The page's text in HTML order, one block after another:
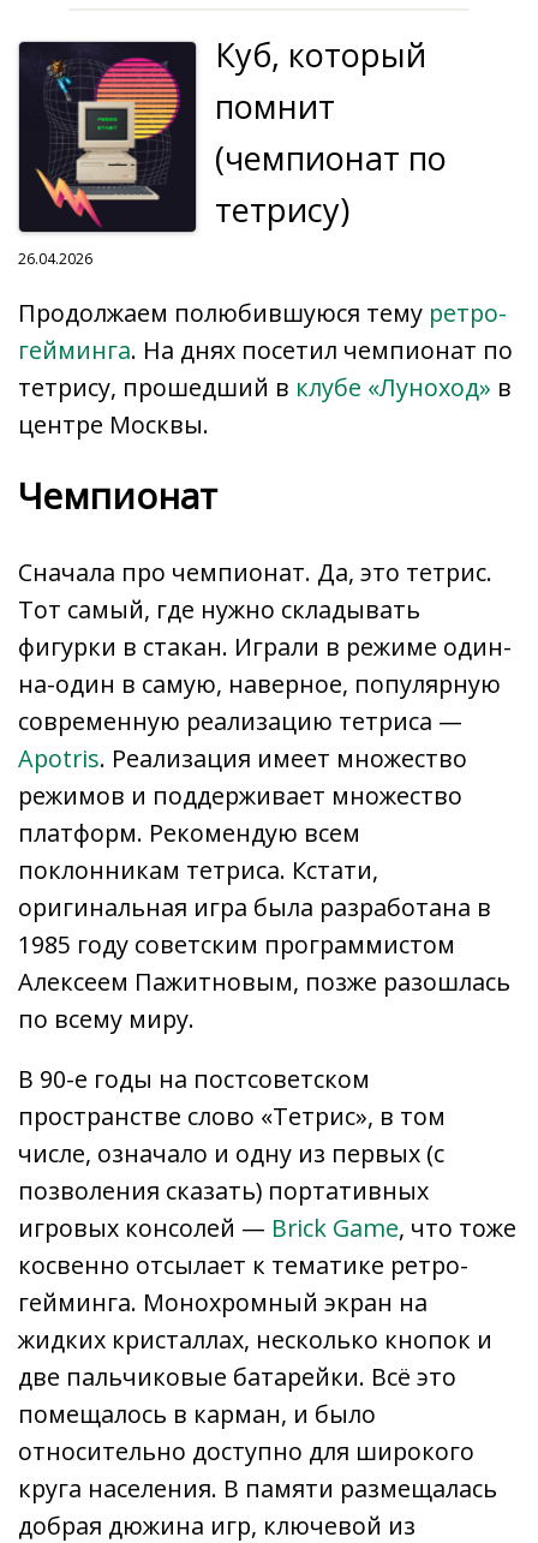
k n
al
s
ni
ki
p
Li
n
k
а
в
и
т
ь
Куб, который
помнит
(чемпионат по
тетрису)
26.04.2026
Продолжаем полюбившуюся тему ретро-
гейминга. На днях посетил чемпионат по
тетрису, прошедший в клубе «Луноход» в
центре Москвы.
Чемпионат
Сначала про чемпионат. Да, это тетрис.
Тот самый, где нужно складывать
фигурки в стакан. Играли в режиме один-
на-один в самую, наверное, популярную
современную реализацию тетриса —
Apotris. Реализация имеет множество
режимов и поддерживает множество
платформ. Рекомендую всем
поклонникам тетриса. Кстати,
оригинальная игра была разработана в
1985 году советским программистом
Алексеем Пажитновым, позже разошлась
по всему миру.
В 90-е годы на постсоветском
пространстве слово «Тетрис», в том
числе, означало и одну из первых (с
позволения сказать) портативных
игровых консолей — Brick Game, что тоже
косвенно отсылает к тематике ретро-
гейминга. Монохромный экран на
жидких кристаллах, несколько кнопок и
две пальчиковые батарейки. Всё это
помещалось в карман, и было
относительно доступно для широкого
круга населения. В памяти размещалась
добрая дюжина игр, ключевой из